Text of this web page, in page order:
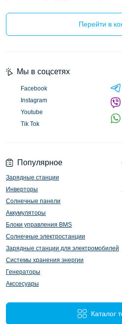
Перейти в
Популярное
Зарядные станции
Инверторы
Солнечные панели
Аккумуляторы
Блоки управления BMS
Солнечные электростанции
Зарядные станции для электромобилей
Системы хранения энергии
Генераторы
Акссесуары
Каталог
Мы в соцсетях
Facebook
Instagram
Youtube
Tik Tok